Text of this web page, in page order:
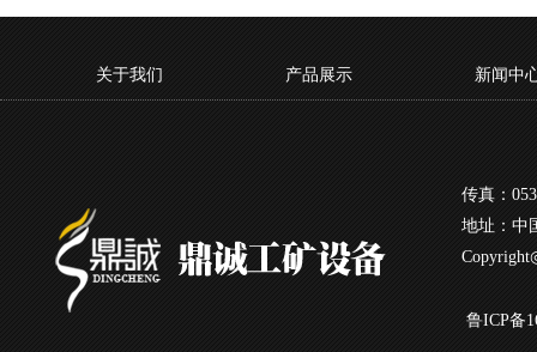
关于我们 产品展示 新闻中
传真：
地址：中
鲁ICP备